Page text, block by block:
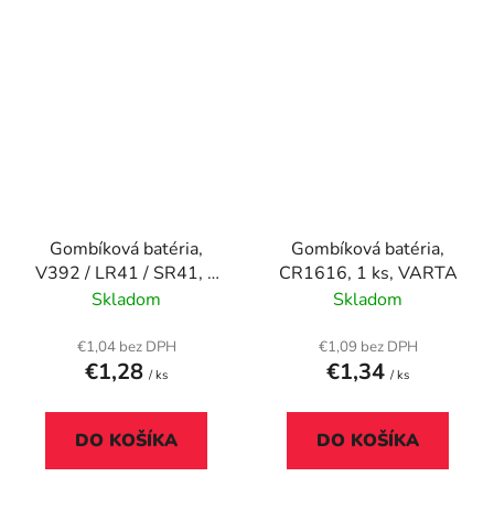
Gombíková batéria,
V392 / LR41 / SR41, 1
ks, VARTA
Skladom
€1,04 bez DPH
€1,28 / ks
DO KOŠÍKA
Gombíková batéria,
CR1616, 1 ks, VARTA
Skladom
€1,09 bez DPH
€1,34 / ks
DO KOŠÍKA